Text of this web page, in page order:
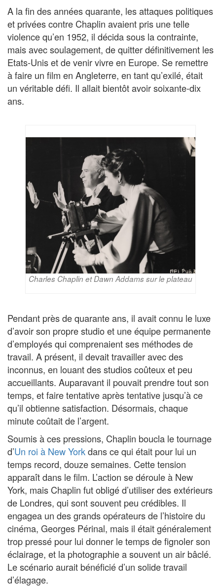
A la fin des années quarante, les attaques politiques
et privées contre Chaplin avaient pris une telle
violence qu’en 1952, il décida sous la contrainte,
mais avec soulagement, de quitter définitivement les
Etats-Unis et de venir vivre en Europe. Se remettre
à faire un film en Angleterre, en tant qu’exilé, était
un véritable défi. Il allait bientôt avoir soixante-dix
ans.
Charles Chaplin et Dawn Addams sur le plateau
Pendant près de quarante ans, il avait connu le luxe
d’avoir son propre studio et une équipe permanente
d’employés qui comprenaient ses méthodes de
travail. A présent, il devait travailler avec des
inconnus, en louant des studios coûteux et peu
accueillants. Auparavant il pouvait prendre tout son
temps, et faire tentative après tentative jusqu’à ce
qu’il obtienne satisfaction. Désormais, chaque
minute coûtait de l’argent.
Soumis à ces pressions, Chaplin boucla le tournage
d’Un roi à New Yorkdans ce qui était pour lui un
temps record, douze semaines. Cette tension
apparaît dans le film. L’action se déroule à New
York, mais Chaplin fut obligé d’utiliser des extérieurs
de Londres, qui sont souvent peu crédibles. Il
engagea un des grands opérateurs de l’histoire du
cinéma, Georges Périnal, mais il était généralement
trop pressé pour lui donner le temps de fignoler son
éclairage, et la photographie a souvent un air bâclé.
Le scénario aurait bénéficié d’un solide travail
d’élagage.